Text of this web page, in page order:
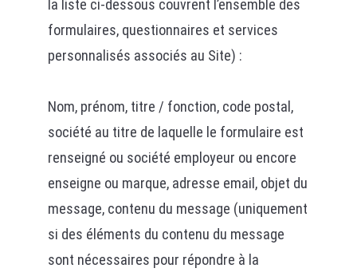
la liste ci-dessous couvrent l’ensemble des
formulaires, questionnaires et services
personnalisés associés au Site) :
Nom, prénom, titre / fonction, code postal,
société au titre de laquelle le formulaire est
renseigné ou société employeur ou encore
enseigne ou marque, adresse email, objet du
message, contenu du message (uniquement
si des éléments du contenu du message
sont nécessaires pour répondre à la